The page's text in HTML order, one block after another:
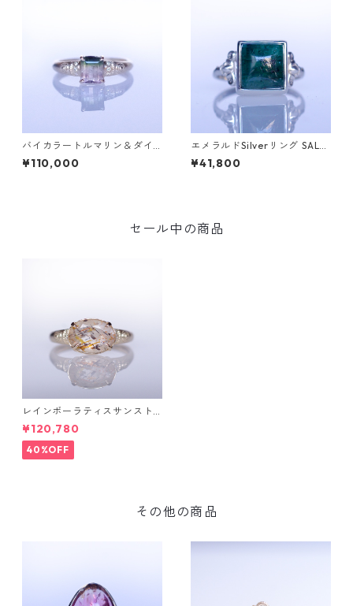
バイカラートルマリン＆ダイ
ヤK10リング FATA(ファタ）[F
016]
¥110,000
エメラルドSilverリング SALG
A(サルガ）[S005]
¥41,800
セール中の商品
レインボーラティスサンスト
ーン＆ダイヤK10リング FATA
(ファタ）[F019]
¥120,780
40%OFF
その他の商品